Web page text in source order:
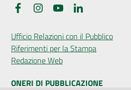
FacebookInstagramYouTube
Ufficio Relazioni con il Pubblico
Riferimenti per la Stampa
Redazione Web
ONERI DI PUBBLICAZIONE